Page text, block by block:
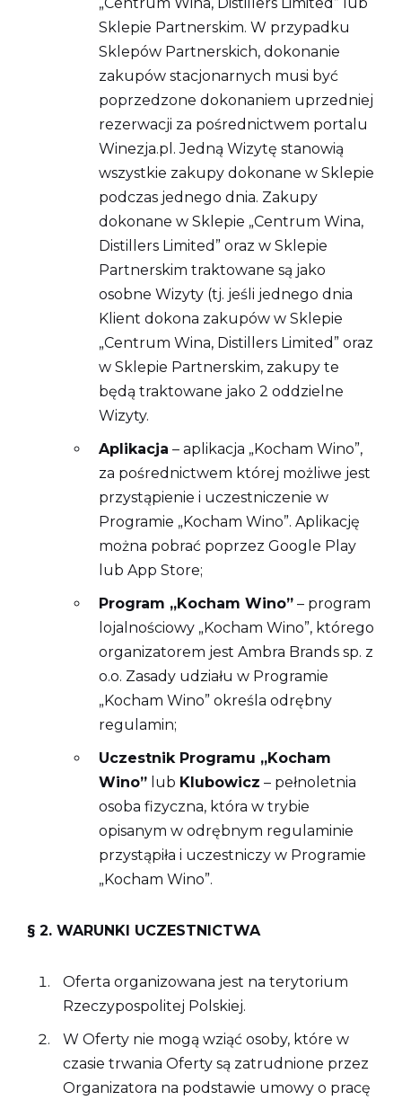
Sklepie Partnerskim. W przypadku
Sklepów Partnerskich, dokonanie
zakupów stacjonarnych musi być
poprzedzone dokonaniem uprzedniej
rezerwacji za pośrednictwem portalu
Winezja.pl. Jedną Wizytę stanowią
wszystkie zakupy dokonane w Sklepie
podczas jednego dnia. Zakupy
dokonane w Sklepie „Centrum Wina,
Distillers Limited” oraz w Sklepie
Partnerskim traktowane są jako
osobne Wizyty (tj. jeśli jednego dnia
Klient dokona zakupów w Sklepie
„Centrum Wina, Distillers Limited” oraz
w Sklepie Partnerskim, zakupy te
będą traktowane jako 2 oddzielne
Wizyty.
Aplikacja – aplikacja „Kocham Wino”,
za pośrednictwem której możliwe jest
przystąpienie i uczestniczenie w
Programie „Kocham Wino”. Aplikację
można pobrać poprzez Google Play
lub App Store;
Program „Kocham Wino” – program
lojalnościowy „Kocham Wino”, którego
organizatorem jest Ambra Brands sp. z
o.o. Zasady udziału w Programie
„Kocham Wino” określa odrębny
regulamin;
Uczestnik Programu „Kocham
Wino” lub Klubowicz – pełnoletnia
osoba fizyczna, która w trybie
opisanym w odrębnym regulaminie
przystąpiła i uczestniczy w Programie
„Kocham Wino”.
§ 2. WARUNKI UCZESTNICTWA
Oferta organizowana jest na terytorium
Rzeczypospolitej Polskiej.
W Oferty nie mogą wziąć osoby, które w
czasie trwania Oferty są zatrudnione przez
Organizatora na podstawie umowy o pracę